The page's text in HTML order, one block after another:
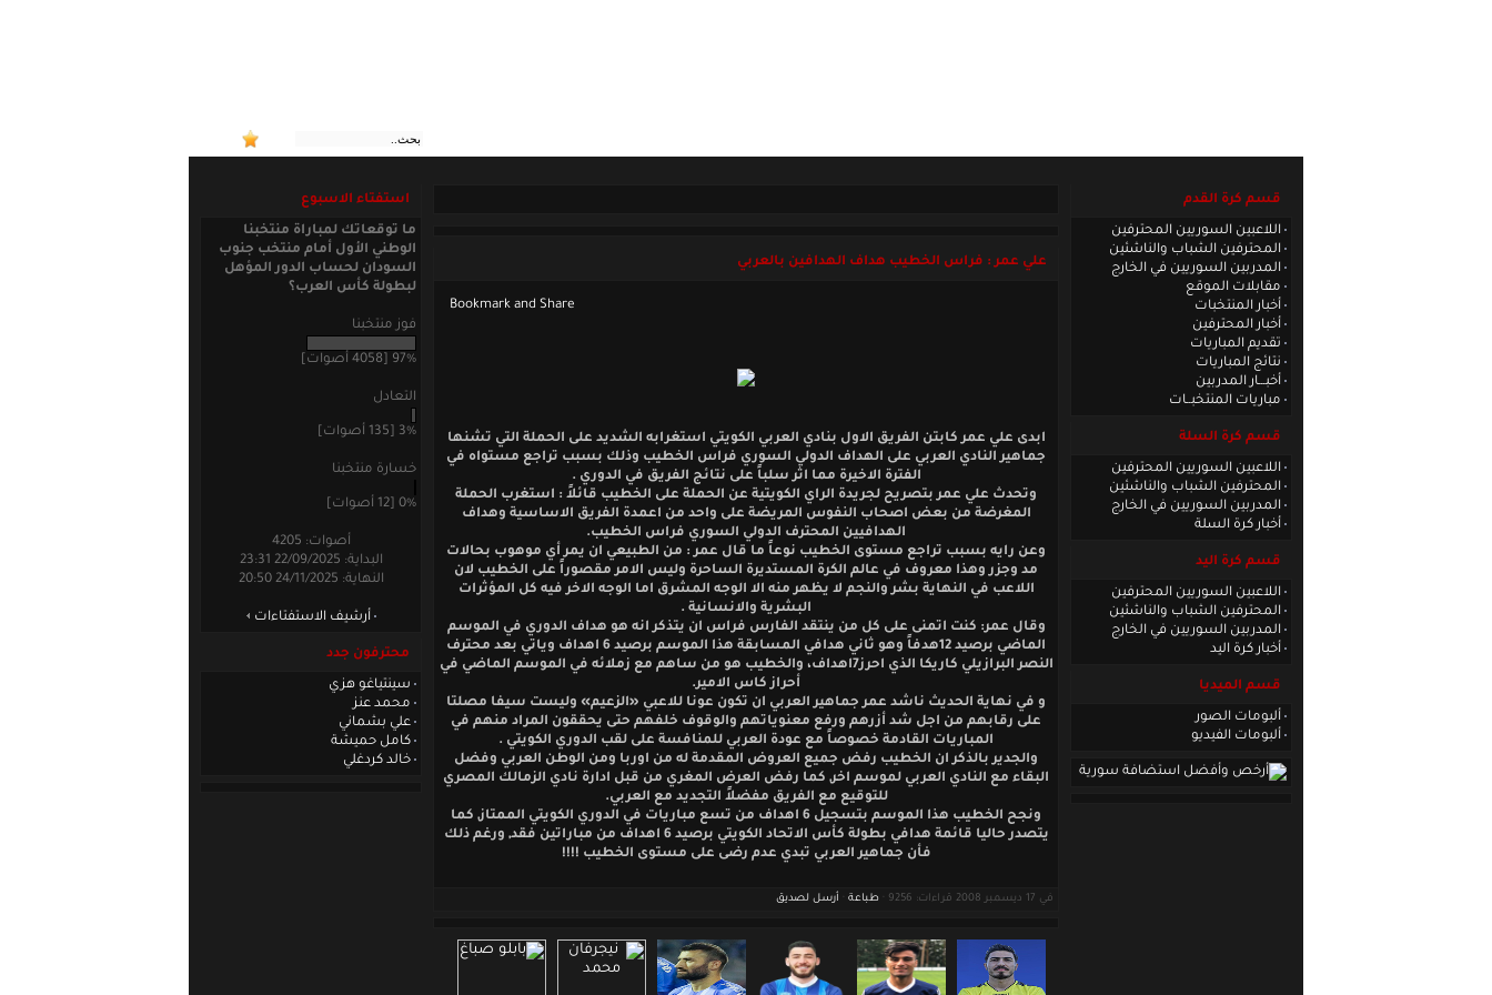
قسم كرة القدم
اللاعبين السوريين المحترفين
المحترفين الشباب والناشئين
المدربين السوريين في الخارج
مقابلات الموقع
أخبار المنتخبات
أخبار المحترفين
تقديم المباريات
نتائج المباريات
أخبـــار المدربين
مباريات المنتخبــات
قسم كرة السلة
اللاعبين السوريين المحترفين
المحترفين الشباب والناشئين
المدربين السوريين في الخارج
أخبار كرة السلة
قسم كرة اليد
اللاعبين السوريين المحترفين
المحترفين الشباب والناشئين
المدربين السوريين في الخارج
أخبار كرة اليد
قسم الميديا
ألبومات الصور
ألبومات الفيديو
علي عمر : فراس الخطيب هداف الهدافين بالعربي
ابدى علي عمر كابتن الفريق الاول بنادي العربي الكويتي استغرابه الشديد على الحملة التي تشنها
جماهير النادي العربي على الهداف الدولي السوري فراس الخطيب وذلك بسبب تراجع مستواه في
الفترة الاخيرة مما اثر سلباً على نتائج الفريق في الدوري .
وتحدث علي عمر بتصريح لجريدة الراي الكويتية عن الحملة على الخطيب قائلاً : استغرب الحملة
المغرضة من بعض اصحاب النفوس المريضة على واحد من اعمدة الفريق الاساسية وهداف
الهدافيين المحترف الدولي السوري فراس الخطيب.
وعن رايه بسبب تراجع مستوى الخطيب نوعاً ما قال عمر : من الطبيعي ان يمر أي موهوب بحالات
مد وجزر وهذا معروف في عالم الكرة المستديرة الساحرة وليس الامر مقصوراً على الخطيب لان
اللاعب في النهاية بشر والنجم لا يظهر منه الا الوجه المشرق اما الوجه الاخر فيه كل المؤثرات
البشرية والانسانية .
وقال عمر: كنت اتمنى على كل من ينتقد الفارس فراس ان يتذكر انه هو هداف الدوري في الموسم
الماضي برصيد 12هدفاً وهو ثاني هدافي المسابقة هذا الموسم برصيد 6 اهداف وياتي بعد محترف
النصر البرازيلي كاريكا الذي احرز7اهداف، والخطيب هو من ساهم مع زملائه في الموسم الماضي في
أحراز كاس الامير.
و في نهاية الحديث ناشد عمر جماهير العربي ان تكون عونا للاعبي «الزعيم» وليست سيفا مصلتا
على رقابهم من اجل شد أزرهم ورفع معنوياتهم والوقوف خلفهم حتى يحققون المراد منهم في
المباريات القادمة خصوصاً مع عودة العربي للمنافسة على لقب الدوري الكويتي .
والجدير بالذكر ان الخطيب رفض جميع العروض المقدمة له من اوربا ومن الوطن العربي وفضل
البقاء مع النادي العربي لموسم اخر, كما رفض العرض المغري من قبل ادارة نادي الزمالك المصري
للتوقيع مع الفريق مفضلاً التجديد مع العربي.
ونجح الخطيب هذا الموسم بتسجيل 6 اهداف من تسع مباريات في الدوري الكويتي الممتاز, كما
يتصدر حاليا قائمة هدافي بطولة كأس الاتحاد الكويتي برصيد 6 اهداف من مباراتين فقد, ورغم ذلك
فأن جماهير العربي تبدي عدم رضى على مستوى الخطيب !!!!
في 17 ديسمبر 2008 قراءات: 9256 · طباعة أرسل لصديق
استفتاء الاسبوع
ما توقعاتك لمباراة منتخبنا
الوطني الأول أمام منتخب جنوب
السودان لحساب الدور المؤهل
لبطولة كأس العرب؟
فوز منتخبنا
97% [4058 أصوات]
التعادل
3% [135 أصوات]
خسارة منتخبنا
0% [12 أصوات]
أصوات: 4205
البداية: 22/09/2025 23:31
النهاية: 24/11/2025 20:50
أرشيف الاستفتاءات
محترفون جدد
سينتياغو هزي
محمد عنز
علي بشماني
كامل حميشة
خالد كردغلي